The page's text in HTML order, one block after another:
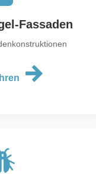
Fassaden